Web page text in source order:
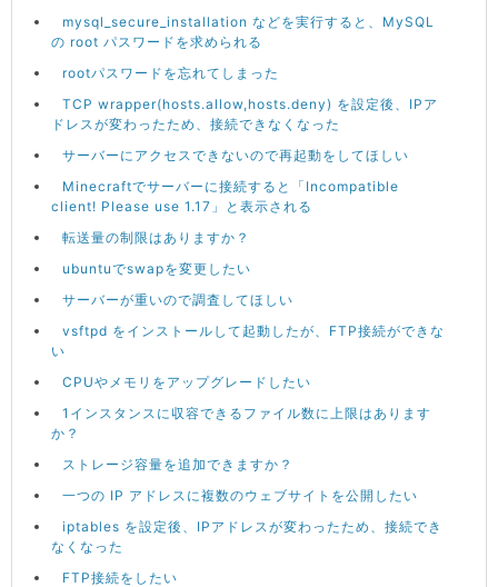
mysql_secure_installation などを実行すると、MySQL
の root パスワードを求められる
rootパスワードを忘れてしまった
TCP wrapper(hosts.allow,hosts.deny) を設定後、IPア
ドレスが変わったため、接続できなくなった
サーバーにアクセスできないので再起動をしてほしい
Minecraftでサーバーに接続すると「Incompatible
client! Please use 1.17」と表示される
転送量の制限はありますか？
ubuntuでswapを変更したい
サーバーが重いので調査してほしい
vsftpd をインストールして起動したが、FTP接続ができな
い
CPUやメモリをアップグレードしたい
1インスタンスに収容できるファイル数に上限はあります
か？
ストレージ容量を追加できますか？
一つの IP アドレスに複数のウェブサイトを公開したい
iptables を設定後、IPアドレスが変わったため、接続でき
なくなった
FTP接続をしたい